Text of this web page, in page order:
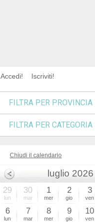
Accedi! Iscriviti!
FILTRA PER PROVINCIA
FILTRA PER CATEGORIA
Chiudi il calendario
luglio 2026
29
lun
30
mar
1
mer
2
gio
3
ven
6
lun
7
mar
8
mer
9
gio
10
ven